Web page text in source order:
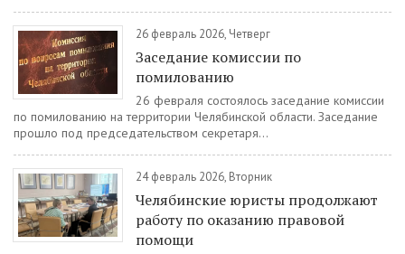
26 февраль 2026, Четверг
Заседание комиссии по
помилованию
26 февраля состоялось заседание комиссии
по помилованию на территории Челябинской области. Заседание
прошло под председательством секретаря...
24 февраль 2026, Вторник
Челябинские юристы продолжают
работу по оказанию правовой
помощи